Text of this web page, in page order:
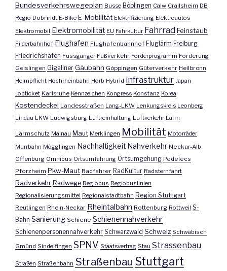
Bundesverkehrswegeplan Busse Böblingen Calw Crailsheim DB
Regio Dobrindt E-Bike E-Mobilität Elektrifizierung Elektroautos
Elektromobil Elektromobilität EU Fahrkultur FahrradFeinstaub
Filderbahnhof Flughafen Flughafenbahnhof Fluglärm Freiburg
Friedrichshafen Fussgänger Fußverkehr Förderprogramm Förderung
Geislingen Gigaliner Gäubahn Göppingen Güterverkehr Heilbronn
Helmpflicht Hochrheinbahn Horb Hybrid Infrastruktur Japan
Jobticket Karlsruhe Kennzeichen Kongress Konstanz Korea
Kostendeckel Landesstraßen Lang-LKW Lenkungskreis Leonberg
Lindau LKW Ludwigsburg Luftreinhaltung Luftverkehr Lärm
Lärmschutz Mainau Maut Merklingen Mobilität Motorräder
Murrbahn Mögglingen Nachhaltigkeit Nahverkehr Neckar-Alb
Offenburg Omnibus Ortsumfahrung Ortsumgehung Pedelecs
Pforzheim Pkw-Maut Radfahrer RadKultur Radsternfahrt
Radverkehr Radwege Regiobus Regiobuslinien
Regionalisierungsmittel Regionalstadtbahn Region Stuttgart
Reutlingen Rhein-Neckar Rheintalbahn Rottenburg Rottweil S-
Bahn Sanierung Schiene Schienennahverkehr
Schienenpersonennahverkehr Schwarzwald Schweiz Schwäbisch
Gmünd Sindelfingen SPNV Staatsvertrag Stau Strassenbau
Straßen Straßenbahn Straßenbau Stuttgart